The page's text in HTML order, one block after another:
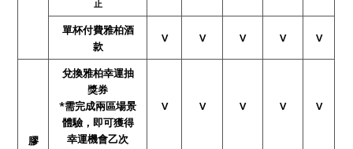
止
單杯付費雅柏酒
款
V V V V V
膠
兌換雅柏幸運抽
獎券
*需完成兩區場景
體驗，即可獲得
幸運機會乙次
V V V V V